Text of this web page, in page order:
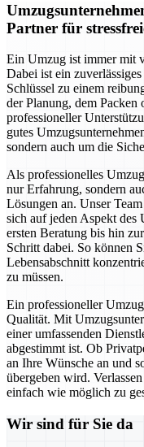
Partner für
Ein Umzug ist immer mit
Dabei ist ein
Schlüssel zu einem
der Planung, dem Packen
professioneller
gutes
sondern auch um die
Als professionelles
nur Erfahrung, sondern
Lösungen an. Unser
sich auf jeden Aspekt des
ersten Beratung bis hin
Schritt dabei. So können
Lebensabschnitt
zu müssen.
Ein professioneller
Qualität. Mit
einer umfassenden
abgestimmt ist. Ob
an Ihre Wünsche an und
übergeben wird.
einfach wie möglich zu
Wir sind für Sie da